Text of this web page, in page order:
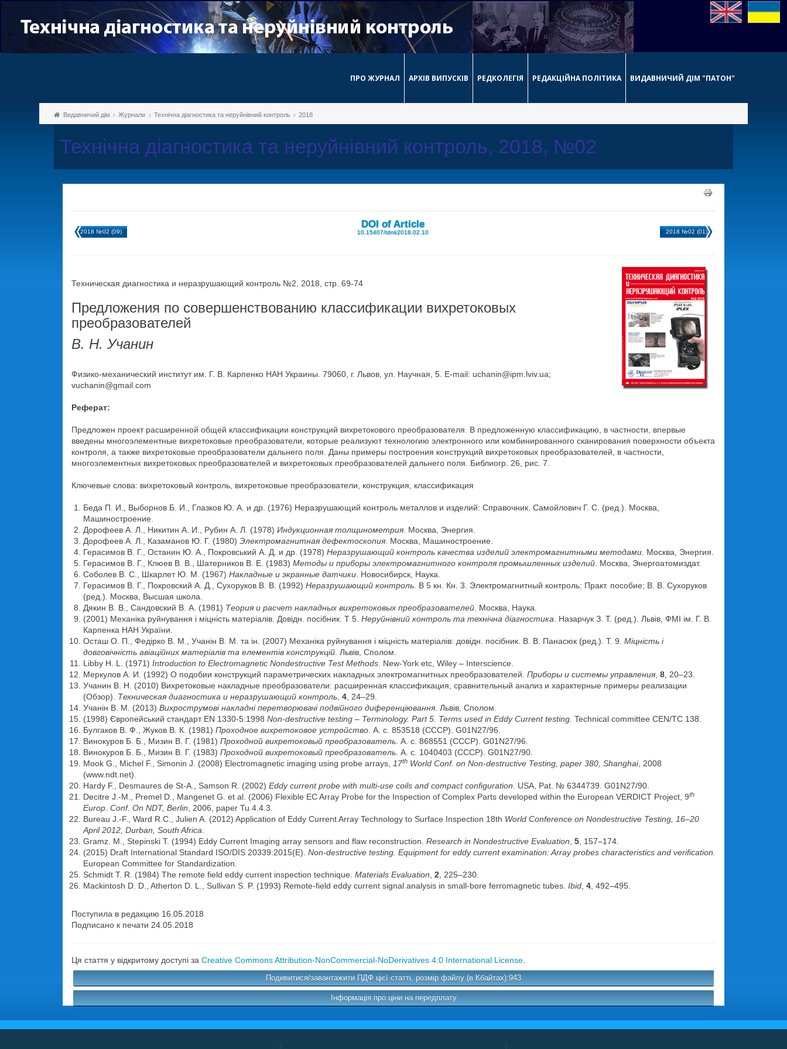
ПРО ЖУРНАЛ АРХІВ ВИПУСКІВ РЕДКОЛЕГІЯ РЕДАКЦІЙНА ПОЛІТИКА ВИДАВНИЧИЙ ДІМ "ПАТОН"
Видавничий дім Журнали Технічна діагностика та неруйнівний контроль 2018
Технічна діагностика та неруйнівний контроль, 2018, №02
2018 №02 (09)
DOI of Article
10.15407/tdnk2018.02.10 2018 №02 (01)
Техническая диагностика и неразрушающий контроль №2, 2018, стр. 69-74
Предложения по совершенствованию классификации вихретоковых
преобразователей
В. Н. Учанин
Физико-механический институт им. Г. В. Карпенко НАН Украины. 79060, г. Львов, ул. Научная, 5. E-mail: uchanin@ipm.lviv.ua;
vuchanin@gmail.com
Реферат:
Предложен проект расширенной общей классификации конструкций вихретокового преобразователя. В предложенную классификацию, в частности, впервые
введены многоэлементные вихретоковые преобразователи, которые реализуют технологию электронного или комбинированного сканирования поверхности объекта
контроля, а также вихретоковые преобразователи дальнего поля. Даны примеры построения конструкций вихретоковых преобразователей, в частности,
многоэлементных вихретоковых преобразователей и вихретоковых преобразователей дальнего поля. Библиогр. 26, рис. 7.
Ключевые слова: вихретоковый контроль, вихретоковые преобразователи, конструкция, классификация
Беда П. И., Выборнов Б. И., Глазков Ю. А. и др. (1976) Неразрушающий контроль металлов и изделий: Справочник. Самойлович Г. С. (ред.). Москва,
Машиностроение.
Дорофеев А. Л., Никитин А. И., Рубин А. Л. (1978) Индукционная толщинометрия . Москва, Энергия.
Дорофеев А. Л., Казаманов Ю. Г. (1980) Электромагнитная дефектоскопия . Москва, Машиностроение.
Герасимов В. Г., Останин Ю. А., Покровський А. Д. и др. (1978) Неразрушающий контроль качества изделий электромагнитными методами . Москва, Энергия.
Герасимов В. Г., Клюев В. В., Шатерников В. Е. (1983) Методы и приборы электромагнитного контроля промышленных изделий . Москва, Энергоатомиздат.
Соболев В. С., Шкарлет Ю. М. (1967) Накладные и экранные датчики . Новосибирск, Наука.
Герасимов В. Г., Покровский А. Д., Сухоруков В. В. (1992) Неразрушающий контроль . В 5 кн. Кн. 3. Электромагнитный контроль: Практ. пособие; В. В. Сухоруков
(ред.). Москва, Высшая школа.
Дякин В. В., Сандовский В. А. (1981) Теория и расчет накладных вихретоковых преобразователей . Москва, Наука.
(2001) Механіка руйнування і міцність матеріалів. Довідн. посібник. Т 5. Неруйнівний контроль та технічна діагностика . Назарчук З. Т. (ред.). Львів, ФМІ ім. Г. В.
Карпенка НАН України.
Осташ О. П., Федірко В. М., Учанін В. М. та ін. (2007) Механіка руйнування і міцність матеріалів: довідн. посібник. В. В. Панасюк (ред.). Т. 9. Міцність і
довговічність авіаційних матеріалів та елементів конструкцій . Львів, Сполом.
Libby H. L. (1971) Introduction to Electromagnetic Nondestructive Test Methods . New-York etc, Wiley – Interscience.
Меркулов А. И. (1992) О подобии конструкций параметрических накладных электромагнитных преобразователей. Приборы и системы управления 8 , 20–23.
Учанин В. Н. (2010) Вихретоковые накладные преобразователи: расширенная классификация, сравнительный анализ и характерные примеры реализации
(Обзор). Техническая диагностика и неразрушающий контроль 4 , 24–29.
Учанін В. М. (2013) Вихрострумові накладні перетворювачі подвійного диференціювання . Львів, Сполом.
(1998) Європейський стандарт EN 1330-5:1998 Non-destructive testing – Terminology. Part 5 Terms used in Eddy Current testing. Technical committee CEN/TC 138.
Булгаков В. Ф., Жуков В. К. (1981) Проходное вихретоковое устройство . А. с. 853518 (СССР). G01N27/96.
Винокуров Б. Б., Мизин В. Г. (1981) Проходной вихретоковый преобразователь . А. с. 868551 (СССР). G01N27/96.
Винокуров Б. Б., Мизин В. Г. (1983) Проходной вихретоковый преобразователь . А. с. 1040403 (СССР). G01N27/90.
Mook G., Michel F., Simonin J. (2008) Electromagnetic imaging using probe arrays,
17th World Conf. on Non-destructive Testing, paper 380, Shanghai, 2008
(www.ndt.net).
Hardy F., Desmaures de St-A., Samson R. (2002) Eddy current probe with multi-use coils and compact configuration . USA, Pat. № 6344739. G01N27/90.
Decitre J.-M., Premel D., Mangenet G. et al. (2006) Flexible EC Array Probe for the Inspection of Complex Parts developed within the European VERDICT Project, 9th
Europ. Conf. On NDT, Berlin , 2006, paper Tu.4.4.3.
Bureau J.-F., Ward R.C., Julien A. (2012) Application of Eddy Current Array Technology to Surface Inspection 18th World Conference on Nondestructive Testing, 16–20
April 2012, Durban, South Africa
Gramz. M., Stepinski T. (1994) Eddy Current Imaging array sensors and flaw reconstruction. Research in Nondestructive Evaluation 5 , 157–174.
(2015) Draft International Standard ISO/DIS 20339:2015(E). Non-destructive testing Equipment for eddy current examination: Array probes characteristics and verification.
European Committee for Standardization
Schmidt T. R. (1984) The remote field eddy current inspection technique. Materials Evaluation 2 , 225–230.
Mackintosh D. D., Atherton D. L., Sullivan S. P. (1993) Remote-field eddy current signal analysis in small-bore ferromagnetic tubes. Ibid 4 , 492–495.
Поступила в редакцию 16.05.2018
Подписано к печати 24.05.2018
Ця стаття у відкритому доступі за Creative Commons Attribution-NonCommercial-NoDerivatives 4.0 International License
Подивитися/завантажити ПДФ цієї статті, розмір файлу (в Кбайтах):943
Інформація про ціни на передплату